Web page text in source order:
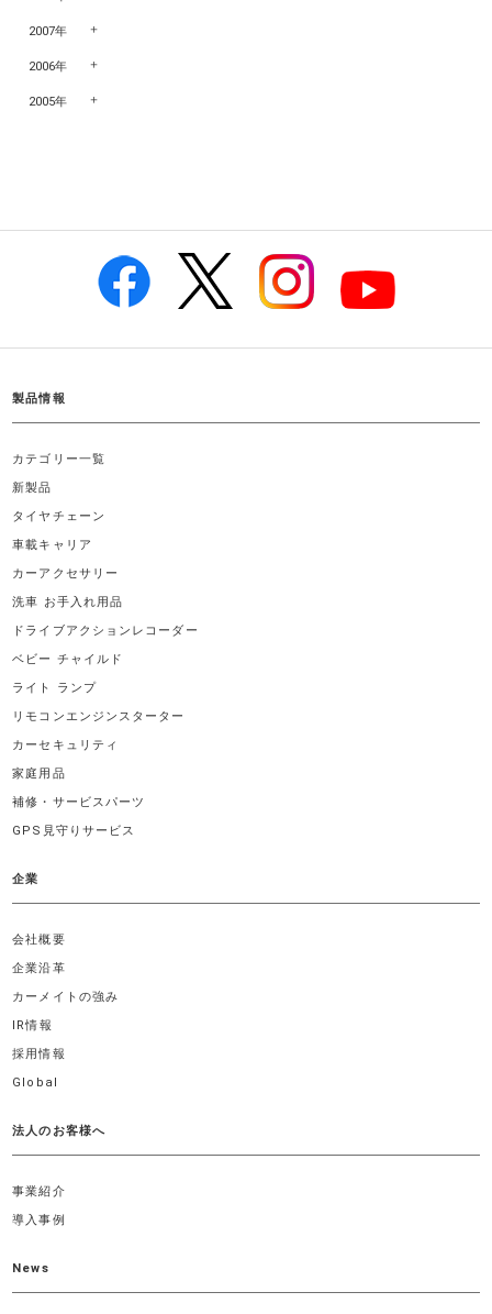
2007年
2006年
2005年
製品情報
カテゴリー一覧
新製品
タイヤチェーン
車載キャリア
カーアクセサリー
洗車 お手入れ用品
ドライブアクションレコーダー
ベビー チャイルド
ライト ランプ
リモコンエンジンスターター
カーセキュリティ
家庭用品
補修・サービスパーツ
GPS見守りサービス
企業
会社概要
企業沿革
カーメイトの強み
IR情報
採用情報
Global
法人のお客様へ
事業紹介
導入事例
News